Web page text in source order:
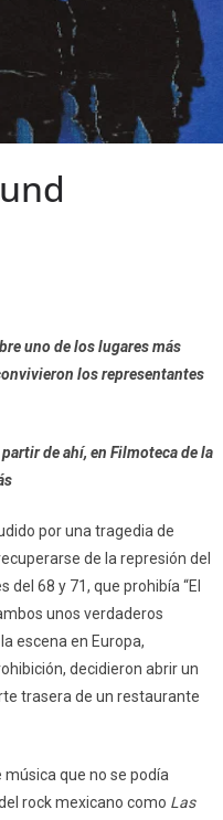
uno de los lugares más
los representantes
de ahí, en Filmoteca de la
por una tragedia de
de la represión del
68 y 71, que prohibía “El
unos verdaderos
escena en Europa,
decidieron abrir un
trasera de un restaurante
que no se podía
rock mexicano como Las